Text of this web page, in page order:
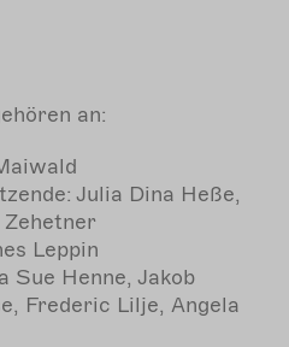
an:
: Julia Dina Heße,
Leppin
Sue Henne, Jakob
Frederic Lilje, Angela